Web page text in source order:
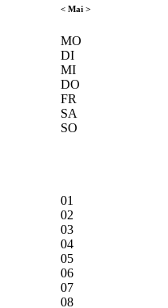
< Mai >
MO
DI
MI
DO
FR
SA
SO
01
02
03
04
05
06
07
08